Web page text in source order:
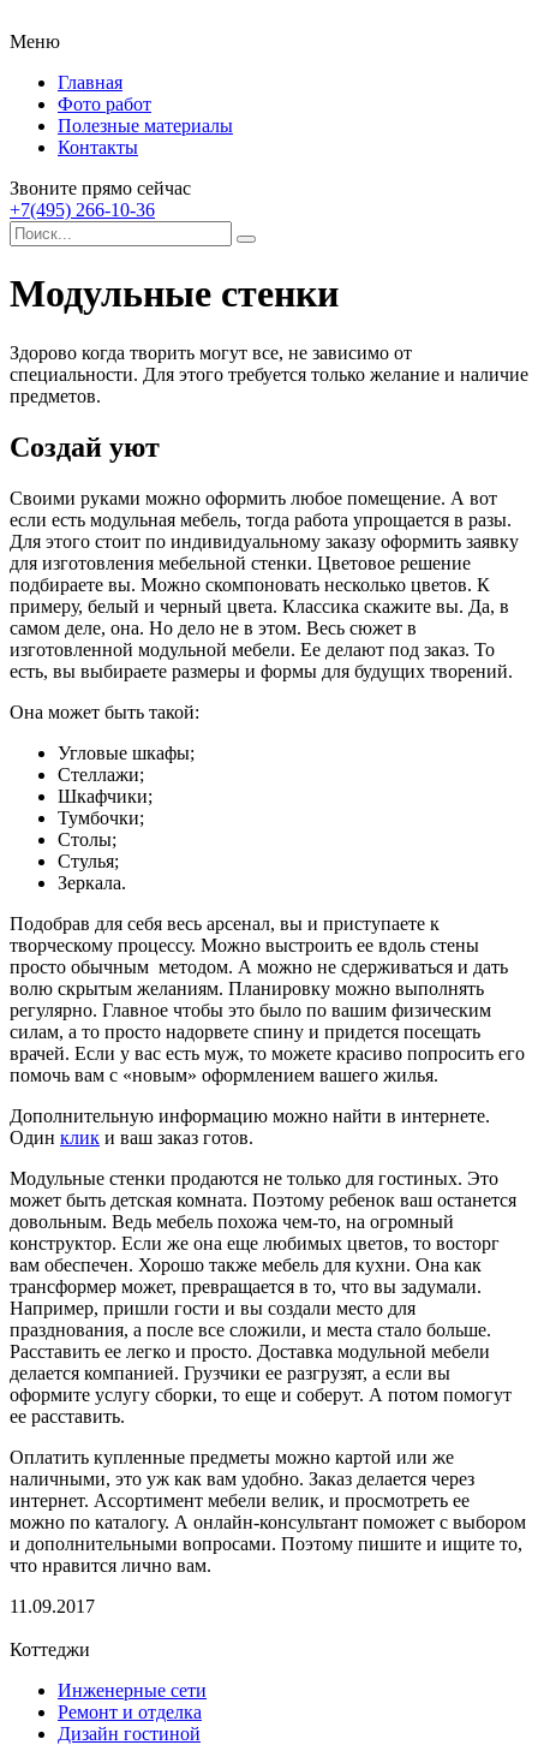
Меню
Главная
Фото работ
Полезные материалы
Контакты
Звоните прямо сейчас
+7(495) 266-10-36
Модульные стенки
Здорово когда творить могут все, не зависимо от
специальности. Для этого требуется только желание и наличие
предметов.
Создай уют
Своими руками можно оформить любое помещение. А вот
если есть модульная мебель, тогда работа упрощается в разы.
Для этого стоит по индивидуальному заказу оформить заявку
для изготовления мебельной стенки. Цветовое решение
подбираете вы. Можно скомпоновать несколько цветов. К
примеру, белый и черный цвета. Классика скажите вы. Да, в
самом деле, она. Но дело не в этом. Весь сюжет в
изготовленной модульной мебели. Ее делают под заказ. То
есть, вы выбираете размеры и формы для будущих творений.
Она может быть такой:
Угловые шкафы;
Стеллажи;
Шкафчики;
Тумбочки;
Столы;
Стулья;
Зеркала.
Подобрав для себя весь арсенал, вы и приступаете к
творческому процессу. Можно выстроить ее вдоль стены
просто обычным методом. А можно не сдерживаться и дать
волю скрытым желаниям. Планировку можно выполнять
регулярно. Главное чтобы это было по вашим физическим
силам, а то просто надорвете спину и придется посещать
врачей. Если у вас есть муж, то можете красиво попросить его
помочь вам с «новым» оформлением вашего жилья.
Дополнительную информацию можно найти в интернете.
Один клик и ваш заказ готов.
Модульные стенки продаются не только для гостиных. Это
может быть детская комната. Поэтому ребенок ваш останется
довольным. Ведь мебель похожа чем-то, на огромный
конструктор. Если же она еще любимых цветов, то восторг
вам обеспечен. Хорошо также мебель для кухни. Она как
трансформер может, превращается в то, что вы задумали.
Например, пришли гости и вы создали место для
празднования, а после все сложили, и места стало больше.
Расставить ее легко и просто. Доставка модульной мебели
делается компанией. Грузчики ее разгрузят, а если вы
оформите услугу сборки, то еще и соберут. А потом помогут
ее расставить.
Оплатить купленные предметы можно картой или же
наличными, это уж как вам удобно. Заказ делается через
интернет. Ассортимент мебели велик, и просмотреть ее
можно по каталогу. А онлайн-консультант поможет с выбором
и дополнительными вопросами. Поэтому пишите и ищите то,
что нравится лично вам.
11.09.2017
Коттеджи
Инженерные сети
Ремонт и отделка
Дизайн гостиной